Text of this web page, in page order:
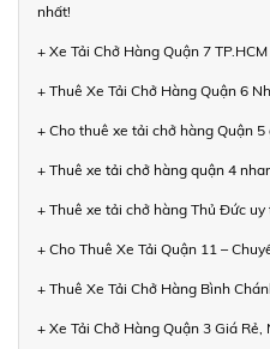
nhất!
+ Xe Tải Chở Hàng Quận 7
+ Thuê Xe Tải Chở Hàng Quận 6
+ Cho thuê xe tải chở hàng Quận
+ Thuê xe tải chở hàng quận 4
+ Thuê xe tải chở hàng Thủ Đức
+ Cho Thuê Xe Tải Quận 11 –
+ Thuê Xe Tải Chở Hàng Bình
+ Xe Tải Chở Hàng Quận 3 Giá